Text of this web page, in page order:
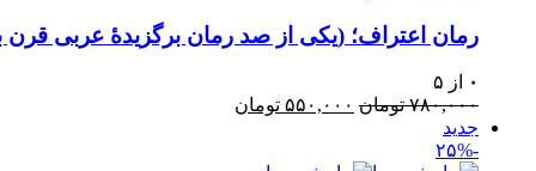
رمان اعتراف؛ (یکی از صد رمان برگزیدۀ عربی قرن
۰
از ۵
۷۸۰,۰۰۰ تومان قیمت
۵۵۰,۰۰۰ تومان
جدید
-۲۵%